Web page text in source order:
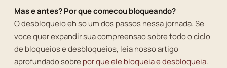
Mas e antes? Por que comecou bloqueando?
O desbloqueio eh so um dos passos nessa jornada. Se
voce quer expandir sua compreensao sobre todo o ciclo
de bloqueios e desbloqueios, leia nosso artigo
aprofundado sobre por que ele bloqueia e desbloqueia.